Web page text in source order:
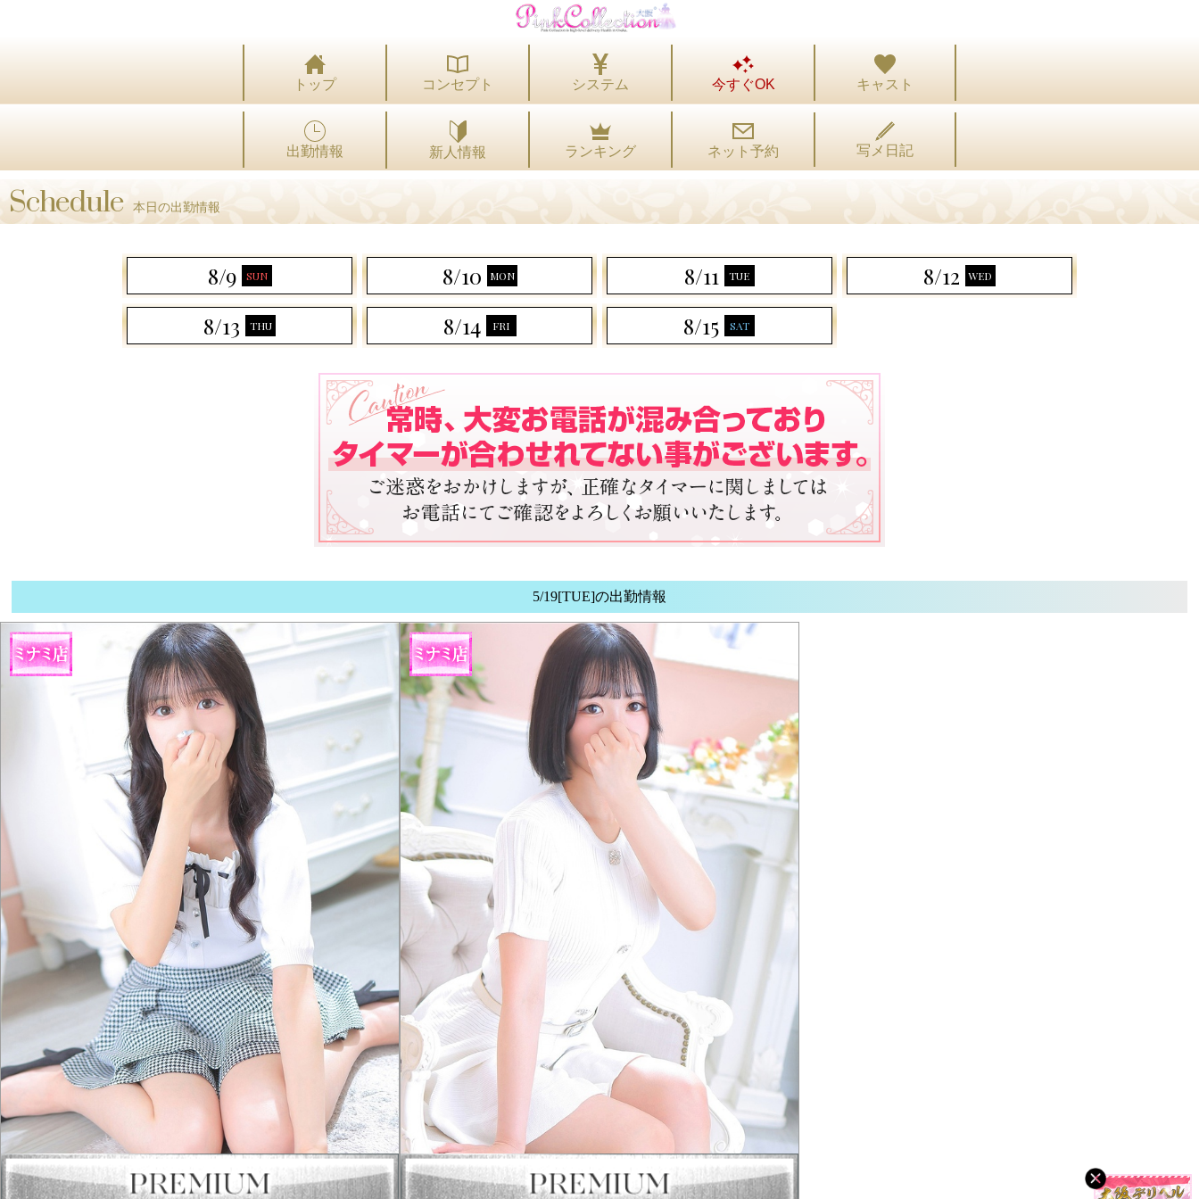
トップ コンセプト システム 今すぐOK キャスト
出勤情報 新人情報 ランキング ネット予約 写メ日記
Schedule 本日の出勤情報
8/9 SUN 8/10 MON 8/11 TUE 8/12 WED
8/13 THU 8/14 FRI 8/15 SAT
5/19[TUE]の出勤情報